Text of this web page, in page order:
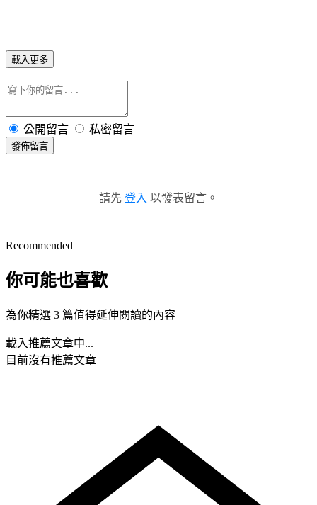
載入更多
公開留言 私密留言
發佈留言
請先 登入 以發表留言。
Recommended
你可能也喜歡
為你精選 3 篇值得延伸閱讀的內容
載入推薦文章中...
目前沒有推薦文章